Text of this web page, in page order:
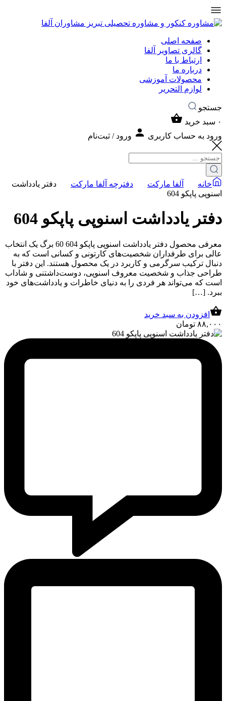
صفحه اصلی
گالری تصاویر آلفا
ارتباط با ما
درباره ما
محصولات آموزشی
لوازم التحریر
جستجو
۰ سبد خرید
ورود به حساب کاربری
ورود / ثبت‌نام
خانه آلفا مارکت دفترچه آلفا مارکت
دفتر یادداشت
اسنوپی پاپکو 604
دفتر یادداشت اسنوپی پاپکو 604
معرفی محصول دفتر یادداشت اسنوپی پاپکو 604 60 برگ یک انتخاب
عالی برای طرفداران شخصیت‌های کارتونی و کسانی است که به
دنبال ترکیب سرگرمی و کاربرد در یک محصول هستند. این دفتر با
طراحی جذاب و شخصیت معروف اسنوپی، دوست‌داشتنی و شاداب
است که می‌تواند هر فردی را به دنیای خاطرات و یادداشت‌های خود
ببرد. […]
افزودن به سبد خرید
۸۸,۰۰۰ تومان